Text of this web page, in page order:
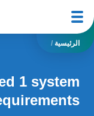
الرئيسية /
1 system